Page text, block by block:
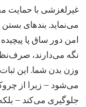
غیرلغزشی با حمایت
می‌نماید. بند‌های
امن دور ساق پا
نگه می‌دارند،
وزن بدن شما. این
می‌شود — زیرا از
جلوگیری می‌کند —